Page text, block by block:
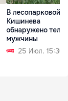
В лесопарковой
Кишинева
обнаружено тело
мужчины
25 Июл. 15:30